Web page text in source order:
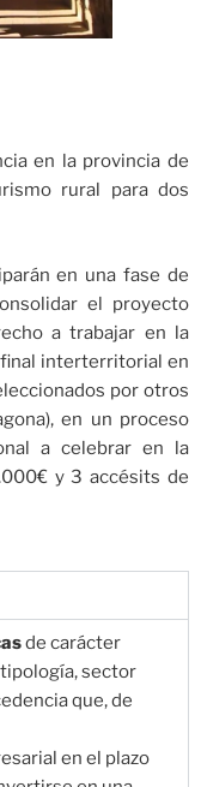
en la provincia de
rural para dos
en una fase de
el proyecto
a trabajar en la
interterritorial en
por otros
en un proceso
a celebrar en la
y 3 accésits de
de carácter
sector
que, de
en el plazo